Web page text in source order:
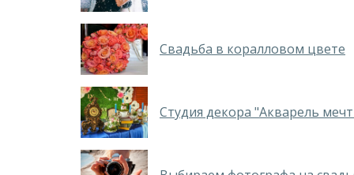
Свадьба в коралловом цвете
Студия декора "Акварель